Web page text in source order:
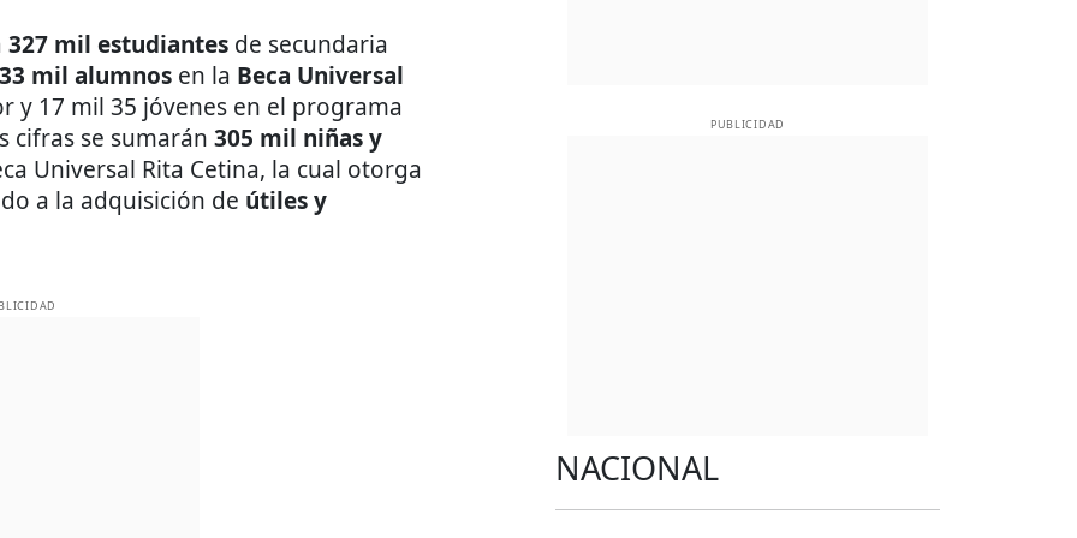
327 mil estudiantes de secundaria
mil alumnos en la Beca Universal
y 17 mil 35 jóvenes en el programa
cifras se sumarán 305 mil niñas y
Universal Rita Cetina, la cual otorga
a la adquisición de útiles y
PUBLICIDAD
NACIONAL